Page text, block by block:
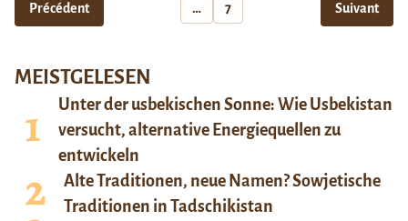
Précédent … 7 Suivant
MEISTGELESEN
Unter der usbekischen Sonne: Wie Usbekistan
versucht, alternative Energiequellen zu
entwickeln
Alte Traditionen, neue Namen? Sowjetische
Traditionen in Tadschikistan